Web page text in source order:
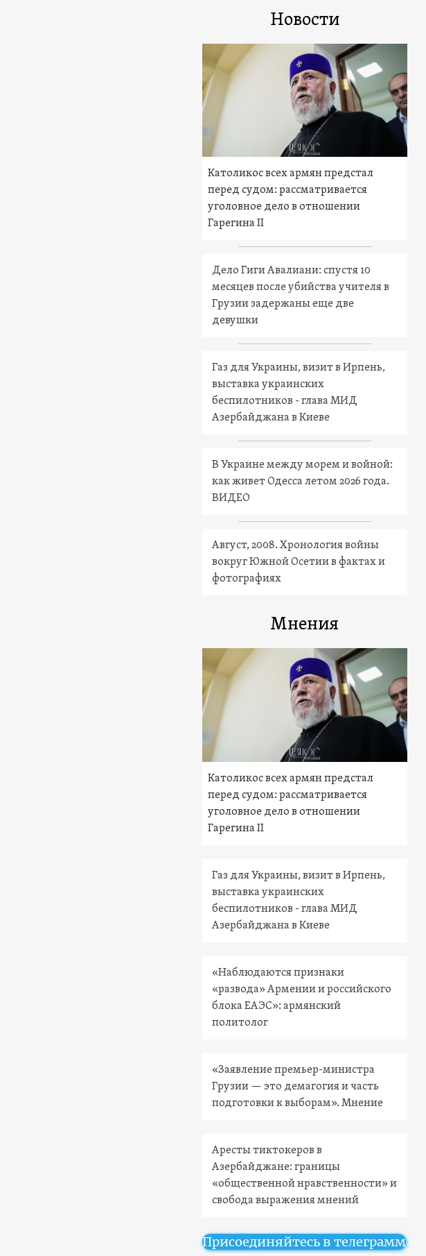
Новости
Католикос всех армян предстал
перед судом: рассматривается
уголовное дело в отношении
Гарегина II
Дело Гиги Авалиани: спустя 10
месяцев после убийства учителя в
Грузии задержаны еще две
девушки
Газ для Украины, визит в Ирпень,
выставка украинских
беспилотников - глава МИД
Азербайджана в Киеве
В Украине между морем и войной:
как живет Одесса летом 2026 года.
ВИДЕО
Август, 2008. Хронология войны
вокруг Южной Осетии в фактах и
фотографиях
Мнения
Католикос всех армян предстал
перед судом: рассматривается
уголовное дело в отношении
Гарегина II
Газ для Украины, визит в Ирпень,
выставка украинских
беспилотников - глава МИД
Азербайджана в Киеве
«Наблюдаются признаки
«развода» Армении и российского
блока ЕАЭС»: армянский
политолог
«Заявление премьер-министра
Грузии — это демагогия и часть
подготовки к выборам». Мнение
Аресты тиктокеров в
Азербайджане: границы
«общественной нравственности» и
свобода выражения мнений
Присоединяйтесь в телеграмм